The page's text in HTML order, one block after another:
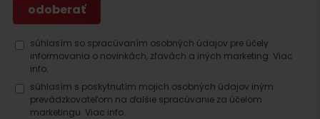
ubytovanie
súhlasím so spracúvaním osobných údajov pre účely
informovania o novinkách, zľavách a iných marketing. Viac
info.
súhlasím s poskytnutím mojich osobných údajov iným
prevádzkovateľom na ďalšie spracúvanie za účelom
marketingu. Viac info.